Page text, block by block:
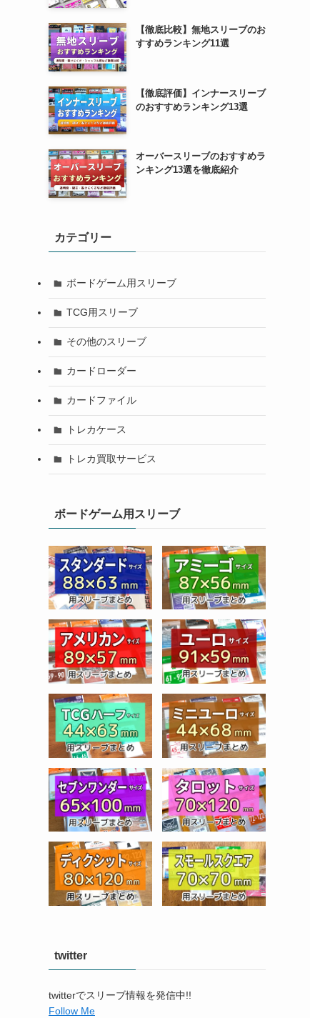
【徹底比較】無地スリーブのお
すすめランキング11選
【徹底評価】インナースリーブ
のおすすめランキング13選
オーバースリーブのおすすめラ
ンキング13選を徹底紹介
カテゴリー
ボードゲーム用スリーブ
TCG用スリーブ
その他のスリーブ
カードローダー
カードファイル
トレカケース
トレカ買取サービス
ボードゲーム用スリーブ
twitter
twitterでスリーブ情報を発信中!!
Follow Me